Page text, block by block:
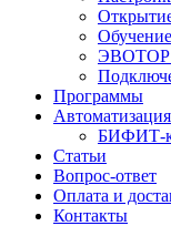
Обучение
ЭВОТОР
Программы
Автоматизация
БИФИТ-
Статьи
Вопрос-ответ
Оплата и
Контакты